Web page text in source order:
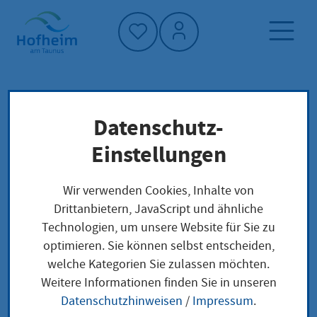
Startseite"
Neuigkeiten und Ausschreibungen
Rheingaubrücke B 519: Bauwerk wird intensiv
geprüft
Rheingaubrücke B
Datenschutz-
Einstellungen
Wir verwenden Cookies, Inhalte von
Drittanbietern, JavaScript und ähnliche
Technologien, um unsere Website für Sie zu
optimieren. Sie können selbst entscheiden,
welche Kategorien Sie zulassen möchten.
Weitere Informationen finden Sie in unseren
Datenschutzhinweisen / Impressum.